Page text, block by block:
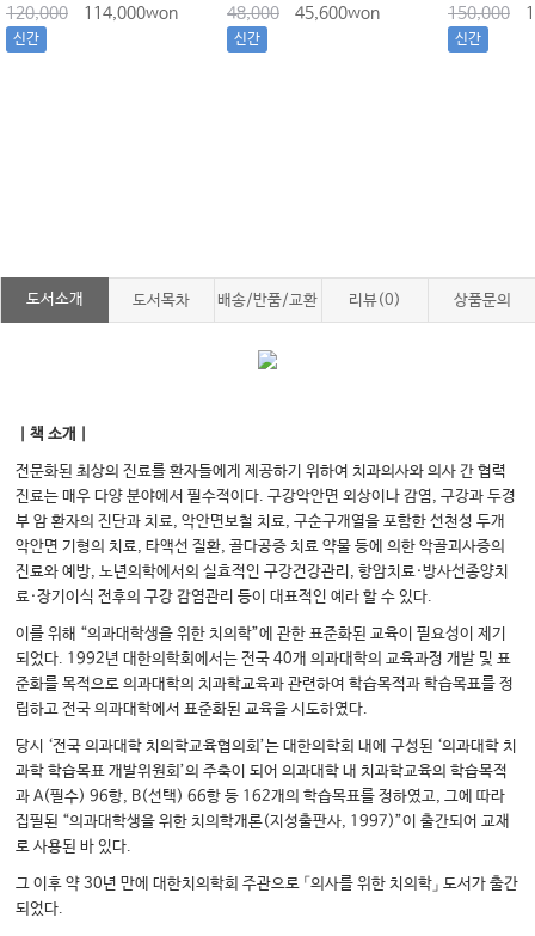
120,000
114,000won
신간
48,000
45,600won
신간
150,000
신간
도서소개 도서목차 배송/반품/교환 리뷰(0) 상품문의
｜책 소개｜
전문화된 최상의 진료를 환자들에게 제공하기 위하여 치과의사와 의사 간 협력
진료는 매우 다양 분야에서 필수적이다. 구강악안면 외상이나 감염, 구강과 두경
부 암 환자의 진단과 치료, 악안면보철 치료, 구순구개열을 포함한 선천성 두개
악안면 기형의 치료, 타액선 질환, 골다공증 치료 약물 등에 의한 악골괴사증의
진료와 예방, 노년의학에서의 실효적인 구강건강관리, 항암치료·방사선종양치
료·장기이식 전후의 구강 감염관리 등이 대표적인 예라 할 수 있다.
이를 위해 “의과대학생을 위한 치의학”에 관한 표준화된 교육이 필요성이 제기
되었다. 1992년 대한의학회에서는 전국 40개 의과대학의 교육과정 개발 및 표
준화를 목적으로 의과대학의 치과학교육과 관련하여 학습목적과 학습목표를 정
립하고 전국 의과대학에서 표준화된 교육을 시도하였다.
당시 ‘전국 의과대학 치의학교육협의회’는 대한의학회 내에 구성된 ‘의과대학 치
과학 학습목표 개발위원회’의 주축이 되어 의과대학 내 치과학교육의 학습목적
과 A(필수) 96항, B(선택) 66항 등 162개의 학습목표를 정하였고, 그에 따라
집필된 “의과대학생을 위한 치의학개론(지성출판사, 1997)”이 출간되어 교재
로 사용된 바 있다.
그 이후 약 30년 만에 대한치의학회 주관으로 「의사를 위한 치의학」 도서가 출간
되었다.